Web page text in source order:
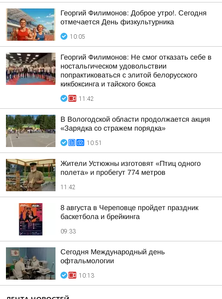
Георгий Филимонов: Доброе утро!. Сегодня
отмечается День физкультурника
10:05
Георгий Филимонов: Не смог отказать себе в
ностальгическом удовольствии
попрактиковаться с элитой белорусского
кикбоксинга и тайского бокса
11:42
В Вологодской области продолжается акция
«Зарядка со стражем порядка»
10:51
Жители Устюжны изготовят «Птиц одного
полета» и пробегут 774 метров
11:42
8 августа в Череповце пройдет праздник
баскетбола и брейкинга
09:33
Сегодня Международный день
офтальмологии
10:13